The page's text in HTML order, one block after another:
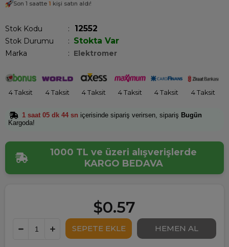
Son 1 saatte 1 kişi satın aldı!
Stok Kodu 12552
Stok Durumu : Stokta Var
Marka : Elektromer
4 Taksit 4 Taksit 4 Taksit 4 Taksit 4 Taksit 4 Taksit
1 saat 05 dk 44 sn içerisinde sipariş verirsen, sipariş Bugün
Kargoda!
1000 TL ve üzeri alışverişlerde
KARGO BEDAVA
$0.57